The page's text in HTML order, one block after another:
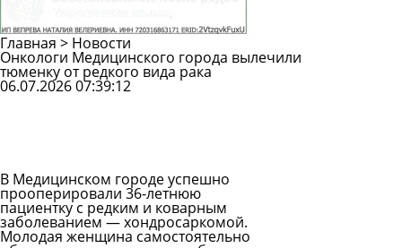
Главная > Новости
Онкологи Медицинского города вылечили
тюменку от редкого вида рака
06.07.2026 07:39:12
В Медицинском городе успешно
прооперировали 36-летнюю
пациентку с редким и коварным
заболеванием — хондросаркомой.
Молодая женщина самостоятельно